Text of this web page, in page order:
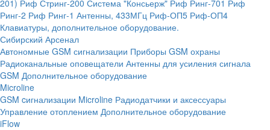
201) Риф Стринг-200 Система "Консьерж" Риф Ринг-701 Риф
Ринг-2 Риф Ринг-1 Антенны, 433МГц Риф-ОП5 Риф-ОП4
Клавиатуры, дополнительное оборудование.
Сибирский Арсенал
Автономные GSM сигнализации Приборы GSM охраны
Радиоканальные оповещатели Антенны для усиления сигнала
GSM Дополнительное оборудование
Microline
GSM cигнализации Microline Радиодатчики и аксессуары
Управление отоплением Дополнительное оборудование
iFlow